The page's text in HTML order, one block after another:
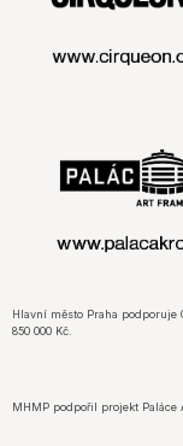
Hlavní město Praha
850 000 Kč.
MHMP podpořil projekt Paláce